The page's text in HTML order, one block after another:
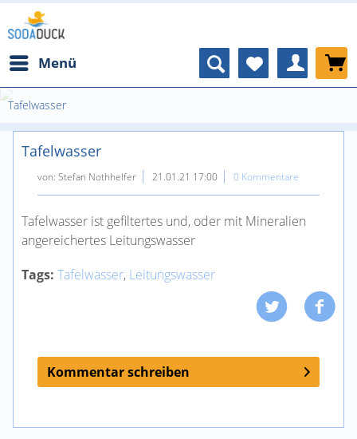
Menü
Tafelwasser
Tafelwasser
von: Stefan Nothhelfer 21.01.21 17:00 0 Kommentare
Tafelwasser ist gefiltertes und, oder mit Mineralien
angereichertes Leitungswasser
Tags: Tafelwasser, Leitungswasser
Kommentar schreiben